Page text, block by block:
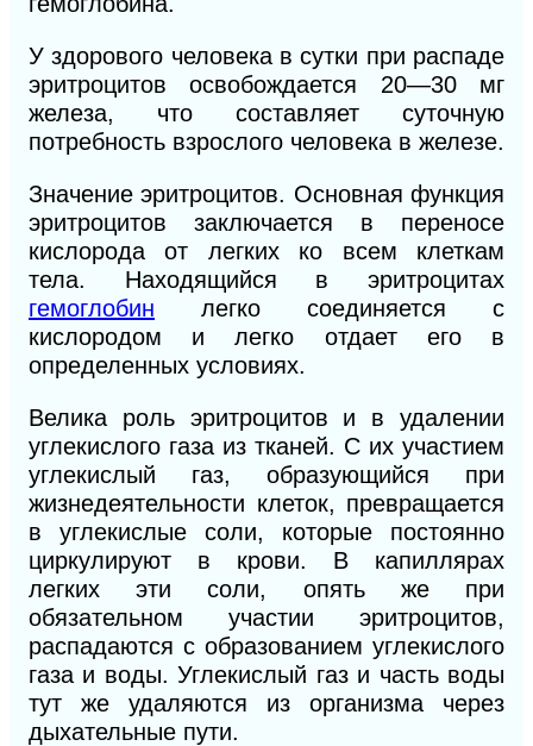
У здорового человека в сутки при распаде
эритроцитов освобождается 20—30 мг
железа, что составляет суточную
потребность взрослого человека в железе.
Значение эритроцитов. Основная функция
эритроцитов заключается в переносе
кислорода от легких ко всем клеткам
тела. Находящийся в эритроцитах
гемоглобин легко соединяется с
кислородом и легко отдает его в
определенных условиях.
Велика роль эритроцитов и в удалении
углекислого газа из тканей. С их участием
углекислый газ, образующийся при
жизнедеятельности клеток, превращается
в углекислые соли, которые постоянно
циркулируют в крови. В
капиллярах
легких эти соли, опять же при
обязательном участии эритроцитов,
распадаются с образованием углекислого
газа и воды. Углекислый газ и часть воды
тут же удаляются из организма через
дыхательные пути.